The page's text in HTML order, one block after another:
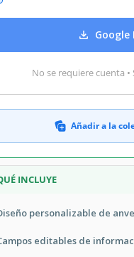
Google
No se requiere cuenta
Añadir a la
INCLUYE
personalizable de
editables de